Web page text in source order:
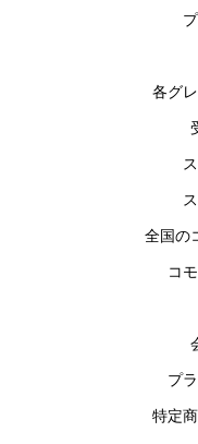
各グ
全国の
コ
プ
特定